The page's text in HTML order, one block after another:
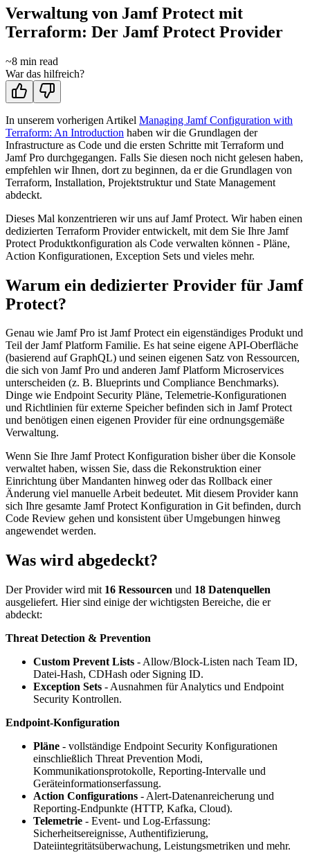
Verwaltung von Jamf Protect mit
Terraform: Der Jamf Protect Provider
~8 min read
War das hilfreich?
In unserem vorherigen Artikel Managing Jamf Configuration with
Terraform: An Introduction haben wir die Grundlagen der
Infrastructure as Code und die ersten Schritte mit Terraform und
Jamf Pro durchgegangen. Falls Sie diesen noch nicht gelesen haben,
empfehlen wir Ihnen, dort zu beginnen, da er die Grundlagen von
Terraform, Installation, Projektstruktur und State Management
abdeckt.
Dieses Mal konzentrieren wir uns auf Jamf Protect. Wir haben einen
dedizierten Terraform Provider entwickelt, mit dem Sie Ihre Jamf
Protect Produktkonfiguration als Code verwalten können - Pläne,
Action Konfigurationen, Exception Sets und vieles mehr.
Warum ein dedizierter Provider für Jamf
Protect?
Genau wie Jamf Pro ist Jamf Protect ein eigenständiges Produkt und
Teil der Jamf Platform Familie. Es hat seine eigene API-Oberfläche
(basierend auf GraphQL) und seinen eigenen Satz von Ressourcen,
die sich von Jamf Pro und anderen Jamf Platform Microservices
unterscheiden (z. B. Blueprints und Compliance Benchmarks).
Dinge wie Endpoint Security Pläne, Telemetrie-Konfigurationen
und Richtlinien für externe Speicher befinden sich in Jamf Protect
und benötigen einen eigenen Provider für eine ordnungsgemäße
Verwaltung.
Wenn Sie Ihre Jamf Protect Konfiguration bisher über die Konsole
verwaltet haben, wissen Sie, dass die Rekonstruktion einer
Einrichtung über Mandanten hinweg oder das Rollback einer
Änderung viel manuelle Arbeit bedeutet. Mit diesem Provider kann
sich Ihre gesamte Jamf Protect Konfiguration in Git befinden, durch
Code Review gehen und konsistent über Umgebungen hinweg
angewendet werden.
Was wird abgedeckt?
Der Provider wird mit 16 Ressourcen und 18 Datenquellen
ausgeliefert. Hier sind einige der wichtigsten Bereiche, die er
abdeckt:
Threat Detection & Prevention
Custom Prevent Lists - Allow/Block-Listen nach Team ID,
Datei-Hash, CDHash oder Signing ID.
Exception Sets - Ausnahmen für Analytics und Endpoint
Security Kontrollen.
Endpoint-Konfiguration
Pläne - vollständige Endpoint Security Konfigurationen
einschließlich Threat Prevention Modi,
Kommunikationsprotokolle, Reporting-Intervalle und
Geräteinformationserfassung.
Action Configurations - Alert-Datenanreicherung und
Reporting-Endpunkte (HTTP, Kafka, Cloud).
Telemetrie - Event- und Log-Erfassung:
Sicherheitsereignisse, Authentifizierung,
Dateiintegritätsüberwachung, Leistungsmetriken und mehr.